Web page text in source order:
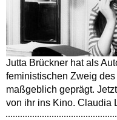
Jutta Brückner hat als
feministischen Zweig
maßgeblich geprägt.
von ihr ins Kino. Claudia